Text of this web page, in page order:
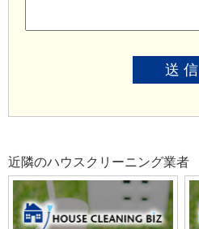
送 信
近隣のハウスクリーニング業者